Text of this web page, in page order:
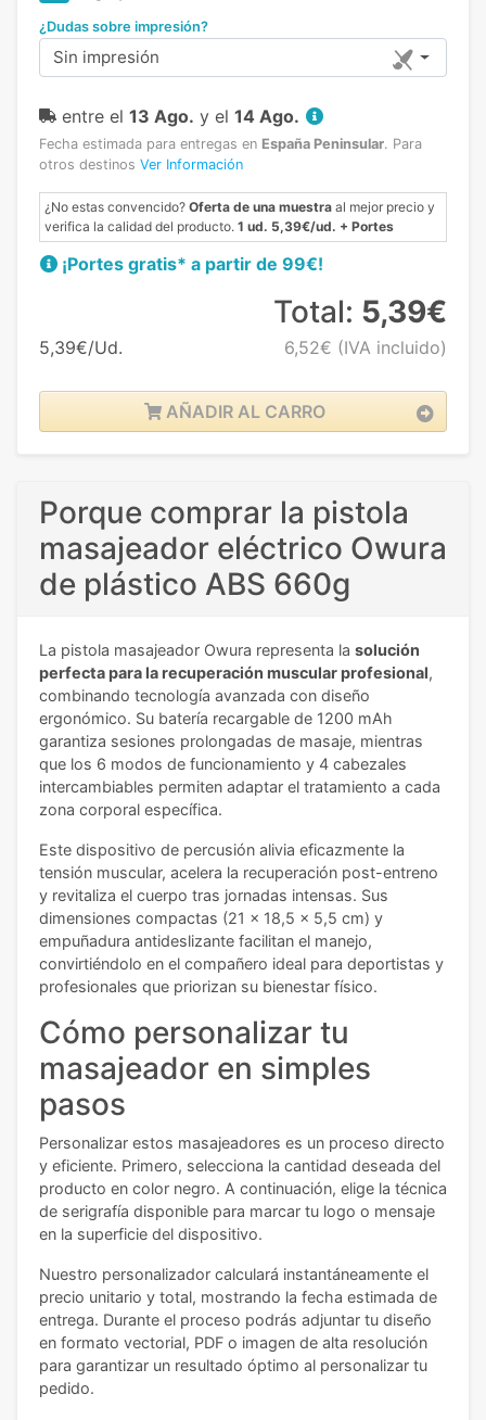
¿Dudas sobre impresión?
Sin impresión
entre el 13 Ago. y el 14 Ago.
Fecha estimada para entregas en España Peninsular. Para
otros destinos Ver Información
¿No estas convencido? Oferta de una muestra al mejor precio y
verifica la calidad del producto. 1 ud. 5,39€/ud. + Portes
¡Portes gratis* a partir de 99€!
5,39€/Ud.
Total: 5,39€
6,52€ (IVA incluido)
AÑADIR AL CARRO
Porque comprar la pistola
masajeador eléctrico Owura
de plástico ABS 660g
La pistola masajeador Owura representa la solución
perfecta para la recuperación muscular profesional,
combinando tecnología avanzada con diseño
ergonómico. Su batería recargable de 1200 mAh
garantiza sesiones prolongadas de masaje, mientras
que los 6 modos de funcionamiento y 4 cabezales
intercambiables permiten adaptar el tratamiento a cada
zona corporal específica.
Este dispositivo de percusión alivia eficazmente la
tensión muscular, acelera la recuperación post-entreno
y revitaliza el cuerpo tras jornadas intensas. Sus
dimensiones compactas (21 x 18,5 x 5,5 cm) y
empuñadura antideslizante facilitan el manejo,
convirtiéndolo en el compañero ideal para deportistas y
profesionales que priorizan su bienestar físico.
Cómo personalizar tu
masajeador en simples
pasos
Personalizar estos masajeadores es un proceso directo
y eficiente. Primero, selecciona la cantidad deseada del
producto en color negro. A continuación, elige la técnica
de serigrafía disponible para marcar tu logo o mensaje
en la superficie del dispositivo.
Nuestro personalizador calculará instantáneamente el
precio unitario y total, mostrando la fecha estimada de
entrega. Durante el proceso podrás adjuntar tu diseño
en formato vectorial, PDF o imagen de alta resolución
para garantizar un resultado óptimo al personalizar tu
pedido.